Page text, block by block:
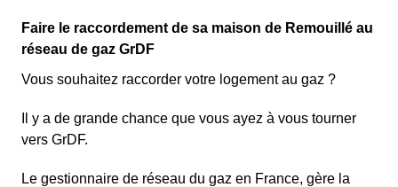
Faire le raccordement de sa maison de Remouillé au
réseau de gaz GrDF
Vous souhaitez raccorder votre logement au gaz ?
Il y a de grande chance que vous ayez à vous tourner
vers GrDF.
Le gestionnaire de réseau du gaz en France, gère la